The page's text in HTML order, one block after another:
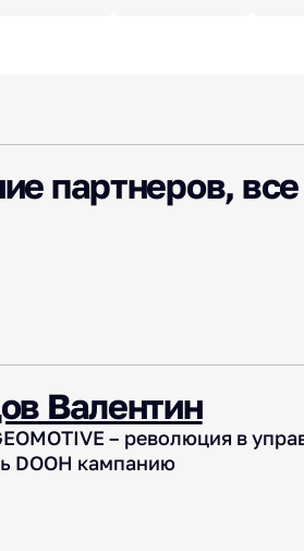
партнеров,
Валентин
– революция в
DOOH кампанию